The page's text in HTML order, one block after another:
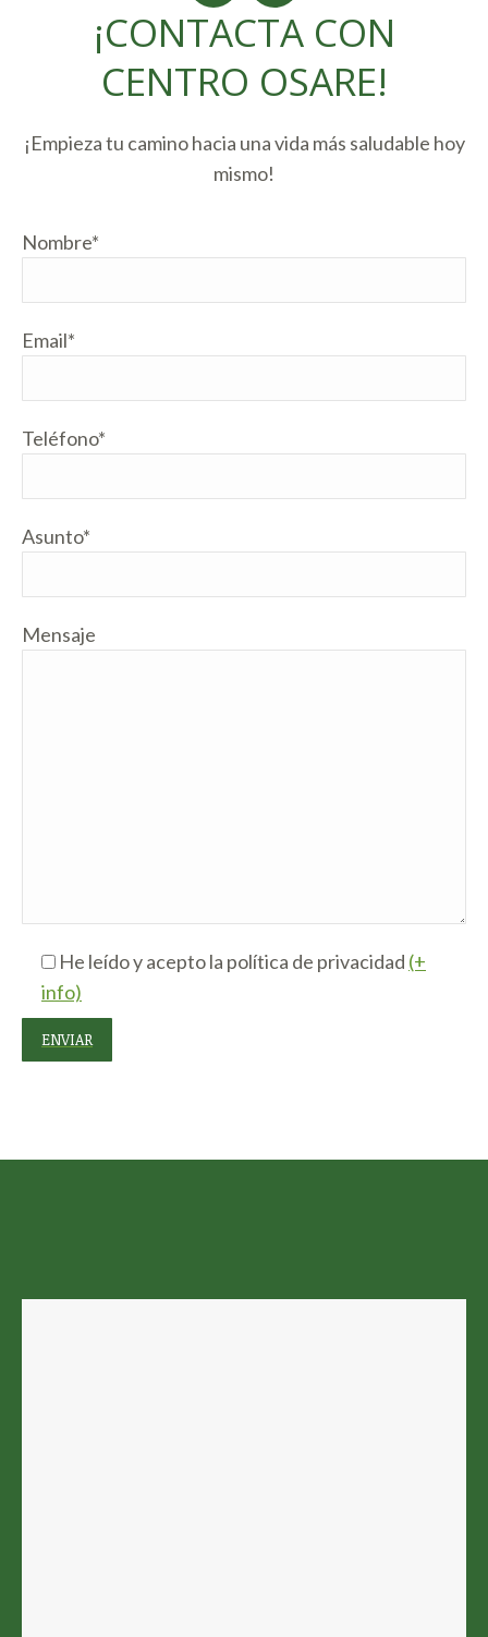
¡CONTACTA CON
CENTRO OSARE!
¡Empieza tu camino hacia una vida más saludable hoy
mismo!
Nombre*
Email*
Teléfono*
Asunto*
Mensaje
He leído y acepto la política de privacidad (+
info)